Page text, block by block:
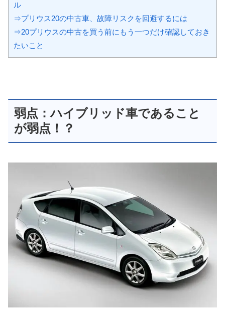
ル
⇒プリウス20の中古車、故障リスクを回避するには
⇒20プリウスの中古を買う前にもう一つだけ確認しておき
たいこと
弱点：ハイブリッド車であること
が弱点！？